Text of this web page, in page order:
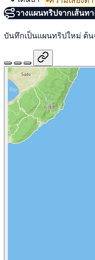
วางแผนทริปจากเส้นท
บันทึกเป็นแผนทริปใหม่ ต้